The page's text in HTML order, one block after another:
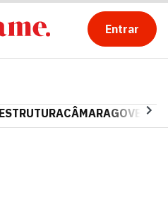
Entrar
CÂMARAGOVERNO